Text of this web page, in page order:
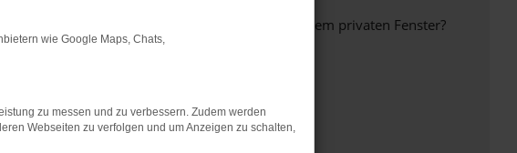
die Seite in einem anderen Browser oder in einem privaten Fenster?
Funktionen nicht mehr unterstützt werden.
wie Google Maps, Chats,
zu messen und zu verbessern. Zudem werden
Webseiten zu verfolgen und um Anzeigen zu schalten,